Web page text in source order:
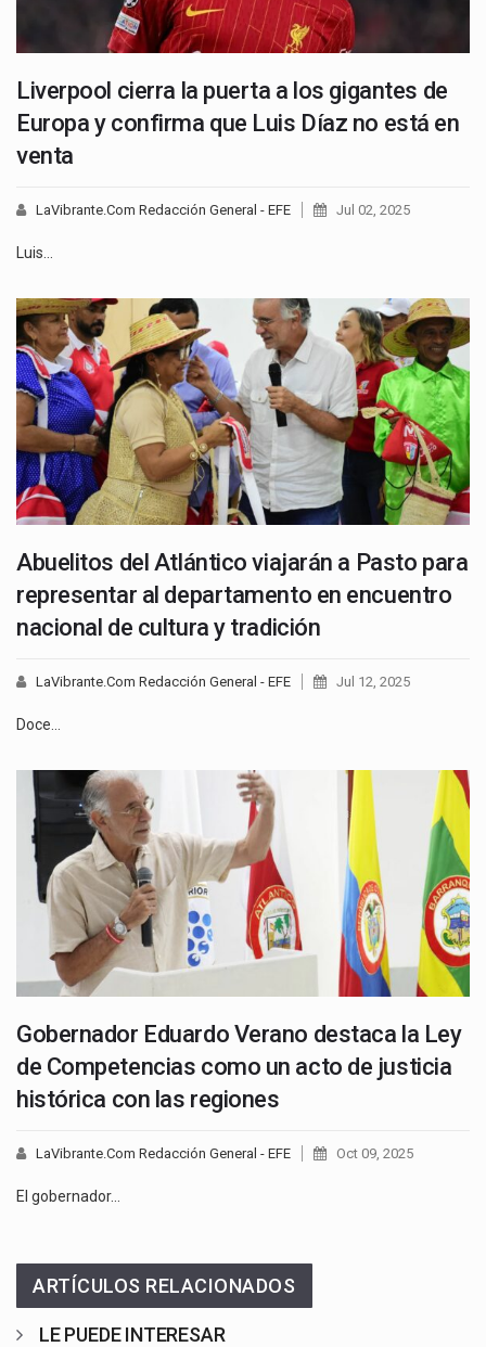
Liverpool cierra la puerta a los gigantes de
Europa y confirma que Luis Díaz no está en
venta
LaVibrante.Com Redacción General - EFE Jul 02, 2025
Luis…
Abuelitos del Atlántico viajarán a Pasto para
representar al departamento en encuentro
nacional de cultura y tradición
LaVibrante.Com Redacción General - EFE Jul 12, 2025
Doce…
Gobernador Eduardo Verano destaca la Ley
de Competencias como un acto de justicia
histórica con las regiones
LaVibrante.Com Redacción General - EFE Oct 09, 2025
El gobernador…
ARTÍCULOS RELACIONADOS
LE PUEDE INTERESAR